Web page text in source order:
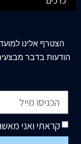
הצטרף אלינו
הודעות בדבר
קראתי ואני